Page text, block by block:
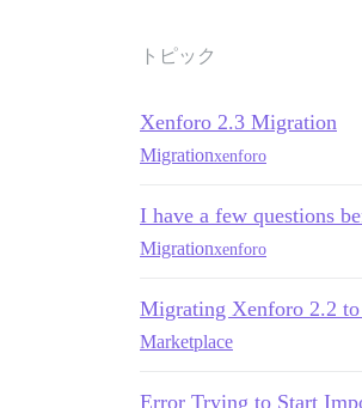
トピック
Xenforo 2.3 Migration
Migrationxenforo
I have a few questions
Migrationxenforo
Migrating Xenforo 2.2 to
Marketplace
Error Trying to Start